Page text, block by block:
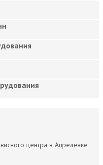
центра в Апрелевке